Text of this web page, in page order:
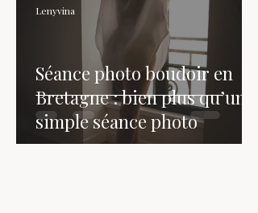
Séance photo boudoir en
Bretagne : bien plus qu’une
simple séance photo
Lenyvina